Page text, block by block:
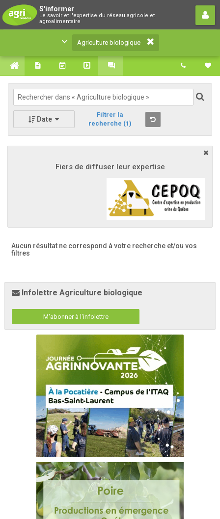
S'informer
Le savoir et l'expertise du réseau agricole et
agroalimentaire
Agriculture biologique
Le savoir et l'expertise du réseau agricole et
agroalimentaire
Agriculture biologique
Date
Filtrer la
recherche (1)
Fiers de diffuser leur expertise
Aucun résultat ne correspond à votre recherche et/ou vos
filtres
Infolettre Agriculture biologique
M'abonner à l'infolettre